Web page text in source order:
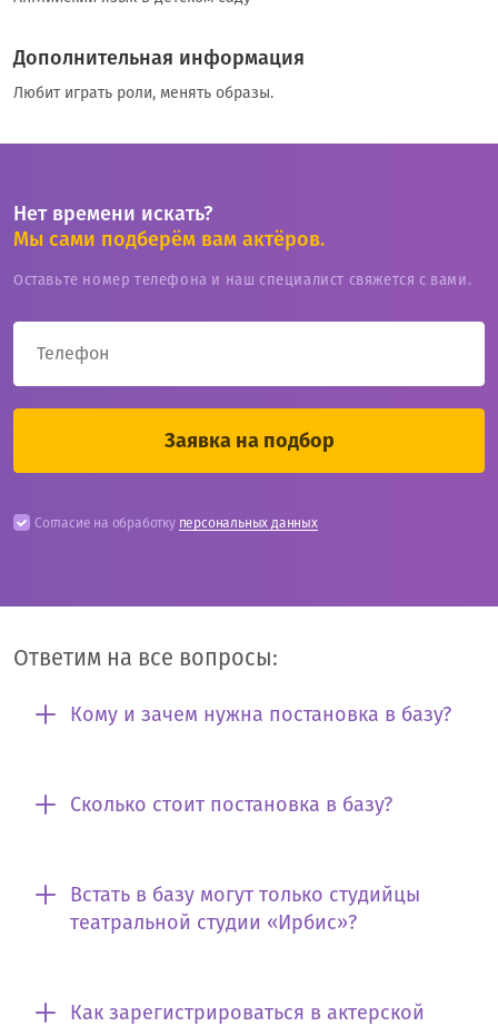
Дополнительная информация
Любит играть роли, менять образы.
Нет времени искать?
Мы сами подберём вам актёров.
Оставьте номер телефона и наш специалист свяжется с вами.
Согласие на обработку персональных данных
Ответим на все вопросы:
Кому и зачем нужна постановка в базу?
Сколько стоит постановка в базу?
Встать в базу могут только студийцы
театральной студии «Ирбис»?
Как зарегистрироваться в актерской